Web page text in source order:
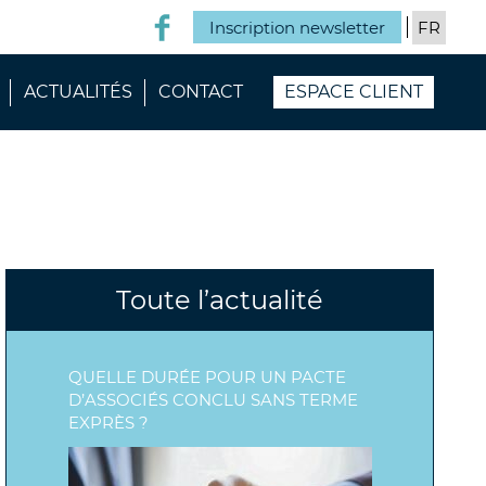
Inscription newsletter
ACTUALITÉS CONTACT ESPACE CLIENT
Toute l’actualité
QUELLE DURÉE POUR UN PACTE
D’ASSOCIÉS CONCLU SANS TERME
EXPRÈS ?